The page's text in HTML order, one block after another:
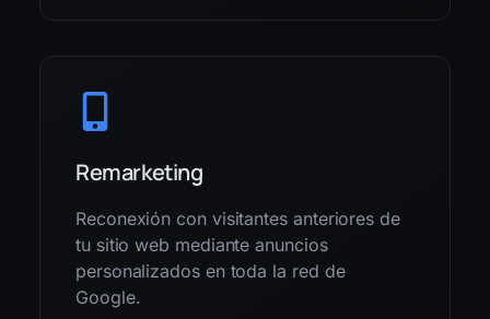
Remarketing
Reconexión con visitantes anteriores de
tu sitio web mediante anuncios
personalizados en toda la red de
Google.